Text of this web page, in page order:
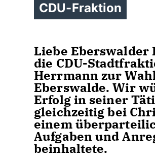
CDU-Fraktion
Liebe
die CDU-
Herrmann zur
Eberswalde. Wir
Erfolg in seiner
gleichzeitig bei
einem
Aufgaben und
beinhaltete.